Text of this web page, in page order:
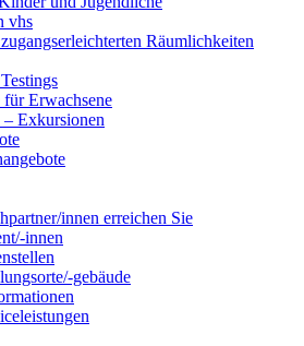
vhs
Räumlichkeiten
Erwachsene
– Exkursionen
innen erreichen Sie
innen
gebäude